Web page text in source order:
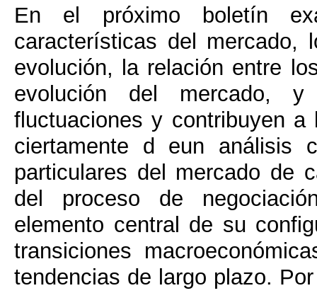
En el próximo boletín
características del mercado,
evolución, la relación entre
evolución del mercado,
fluctuaciones y contribuyen
ciertamente d eun análisis
particulares del mercado de
del proceso de
elemento central de su
transiciones
tendencias de largo plazo.